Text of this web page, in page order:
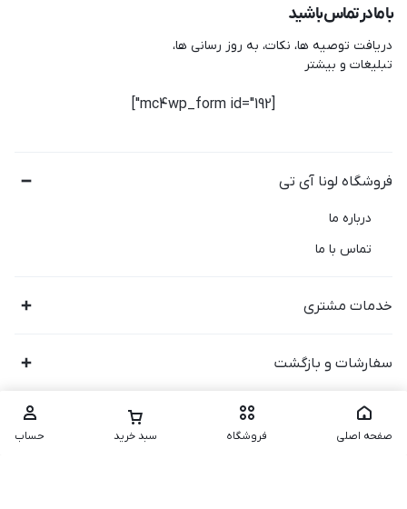
با ما در تماس باشید
دریافت توصیه ها، نکات، به روز رسانی ها،
تبلیغات و بیشتر
[mc4wp_form id="192"]
فروشگاه لونا آی تی
درباره ما
تماس با ما
خدمات مشتری
سفارشات و بازگشت
صفحه اصلی فروشگاه سبد خرید حساب